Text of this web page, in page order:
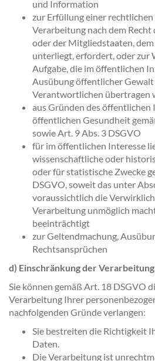
und Information
zur Erfüllung einer
Verarbeitung nach dem
oder der Mitgliedstaaten,
unterliegt, erfordert, oder zur
Aufgabe, die im öffentlichen
Ausübung öffentlicher Gewalt
Verantwortlichen übertragen
aus Gründen des öffentlichen
öffentlichen Gesundheit
sowie Art. 9 Abs. 3 DSGVO
für im öffentlichen Interesse
wissenschaftliche oder
oder für statistische Zwecke
DSGVO, soweit das unter
voraussichtlich die
Verarbeitung unmöglich
beeinträchtigt
zur Geltendmachung,
Rechtsansprüchen
d) Einschränkung der Verarbeitung
Sie können gemäß Art. 18 DSGVO
Verarbeitung Ihrer
nachfolgenden Gründe verlangen:
Sie bestreiten die Richtigkeit
Daten.
Die Verarbeitung ist